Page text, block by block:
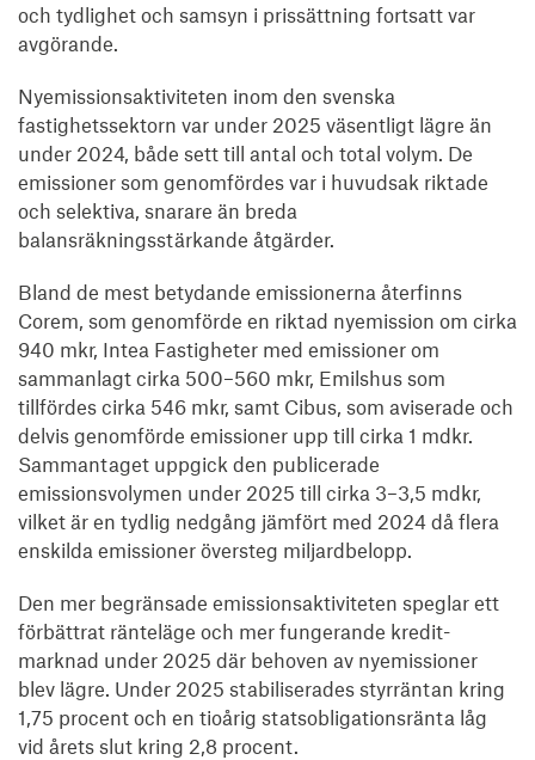
och tydlighet och samsyn i prissättning fortsatt var
avgörande.
Nyemissionsaktiviteten inom den svenska
fastighetssektorn var under 2025 väsentligt lägre än
under 2024, både sett till antal och total volym. De
emissioner som genomfördes var i huvudsak riktade
och selektiva, snarare än breda
balansräkningsstärkande åtgärder.
Bland de mest betydande emissionerna återfinns
Corem, som genomförde en riktad nyemission om cirka
940 mkr, Intea Fastigheter med emissioner om
sammanlagt cirka 500–560 mkr, Emilshus som
tillfördes cirka 546 mkr, samt Cibus, som aviserade och
delvis genomförde emissioner upp till cirka 1 mdkr.
Sammantaget uppgick den publicerade
emissionsvolymen under 2025 till cirka 3–3,5 mdkr,
vilket är en tydlig nedgång jämfört med 2024 då flera
enskilda emissioner översteg miljardbelopp.
Den mer begränsade emissionsaktiviteten speglar ett
förbättrat ränteläge och mer fungerande kredit-
marknad under 2025 där behoven av nyemissioner
blev lägre. Under 2025 stabiliserades styrräntan kring
1,75 procent och en tioårig statsobligationsränta låg
vid årets slut kring 2,8 procent.